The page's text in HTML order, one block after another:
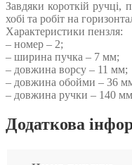
Завдяки короткій ручці,
хобі та робіт на
Характеристики пензля:
– номер – 2;
– ширина пучка – 7 мм;
– довжина ворсу – 11 мм;
– довжина обойми – 36
– довжина ручки – 140
Додаткова